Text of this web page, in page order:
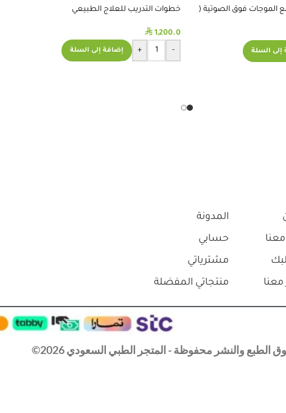
مع الموجات فوق الصوتية (
إلى السلة
خطوات التدريب للعلاج الطبيعي
⃁ 1,200.0
-
+ إضافة إلى السلة
المدونة
حسابي
مشترياتي
منتجاتي المفضلة
الطبع والنشر محفوظة - المتجر الطبي السعودي 2026©